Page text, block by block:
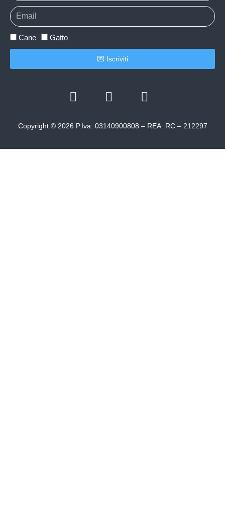
Copyright © 2026 P.Iva: 03140900808 – REA: RC – 212297
Cane Gatto
💌 Iscriviti